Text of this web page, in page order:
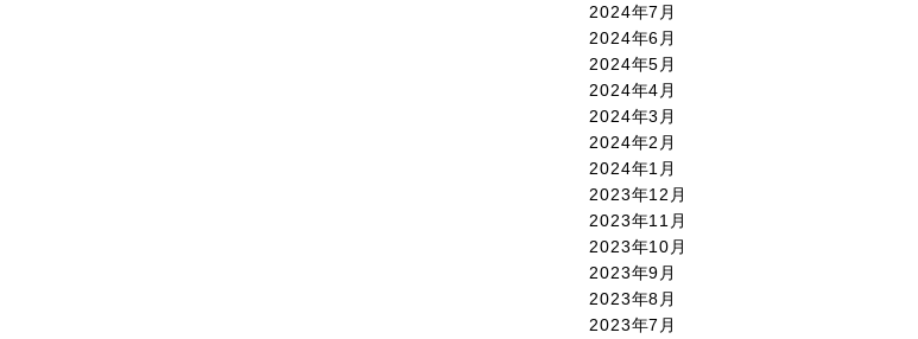
2024年7月
2024年6月
2024年5月
2024年4月
2024年3月
2024年2月
2024年1月
2023年12月
2023年11月
2023年10月
2023年9月
2023年8月
2023年7月